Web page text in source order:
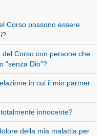
Corso possono essere
Corso con persone che
“senza Dio”?
in cui il mio partner
innocente?
della mia malattia per